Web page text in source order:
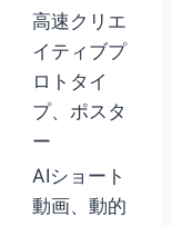
高速クリエ
イティブプ
ロトタイ
プ、ポスタ
ー
AIショート
動画、動的